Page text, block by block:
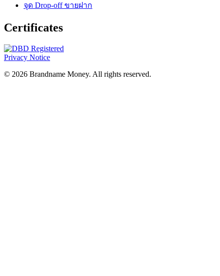
จุด Drop-off ขายฝาก
Certificates
Privacy Notice
© 2026 Brandname Money. All rights reserved.